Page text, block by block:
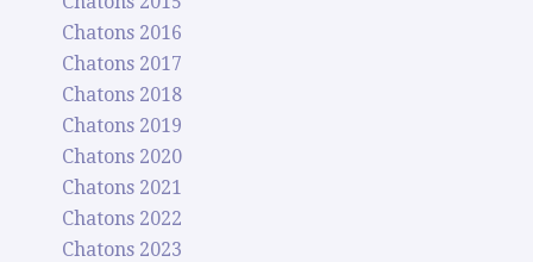
Chatons 2016
Chatons 2017
Chatons 2018
Chatons 2019
Chatons 2020
Chatons 2021
Chatons 2022
Chatons 2023